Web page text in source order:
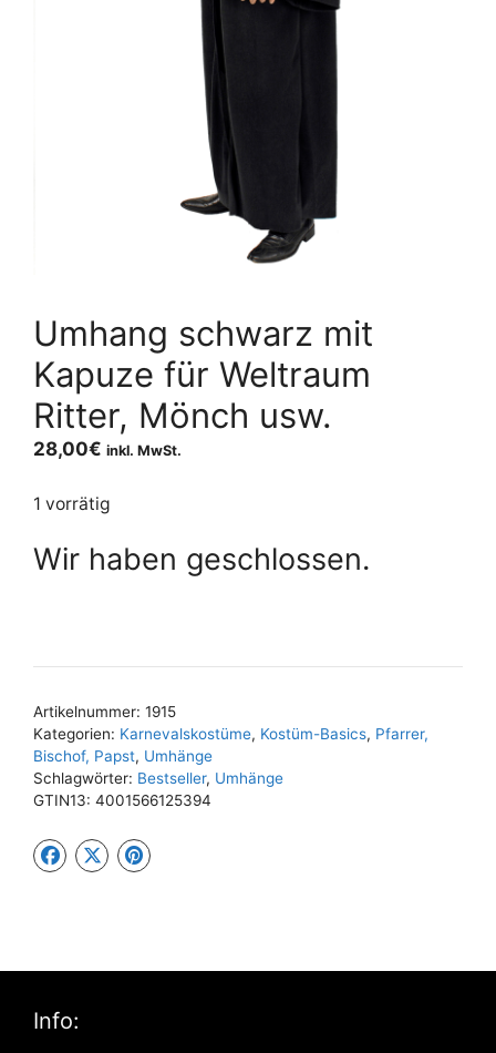
Umhang schwarz mit
Kapuze für Weltraum
Ritter, Mönch usw.
28,00€ inkl. MwSt.
1 vorrätig
Wir haben geschlossen.
Artikelnummer: 1915
Kategorien: Karnevalskostüme, Kostüm-Basics, Pfarrer,
Bischof, Papst, Umhänge
Schlagwörter: Bestseller, Umhänge
GTIN13: 4001566125394
Info: